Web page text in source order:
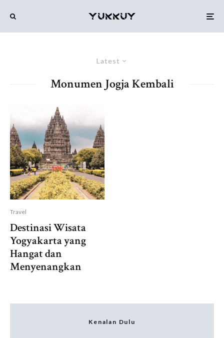
Latest
Monumen Jogja Kembali
Travel
Destinasi Wisata
Yogyakarta yang
Hangat dan
Menyenangkan
Kenalan Dulu